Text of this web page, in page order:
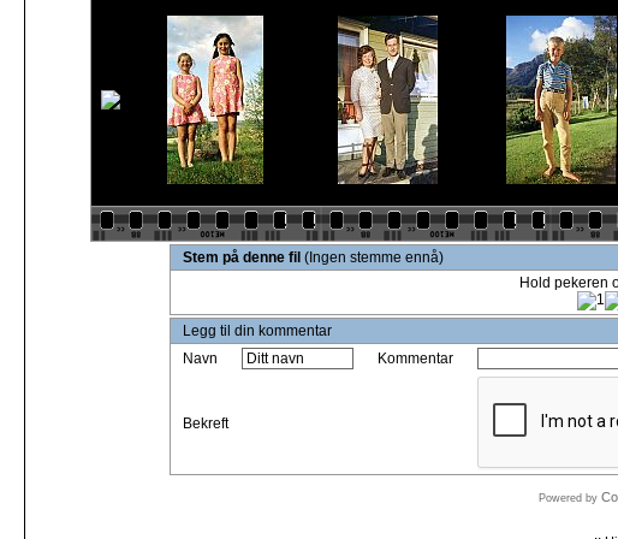
Stem på denne fil (Ingen stemme ennå)
Hold pekeren
Legg til din kommentar
Navn
Kommentar
Bekreft
Powered by